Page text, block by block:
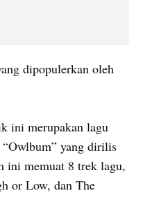
dipopulerkan oleh
ini merupakan lagu
yang dirilis
ini memuat 8 trek lagu,
or Low, dan The